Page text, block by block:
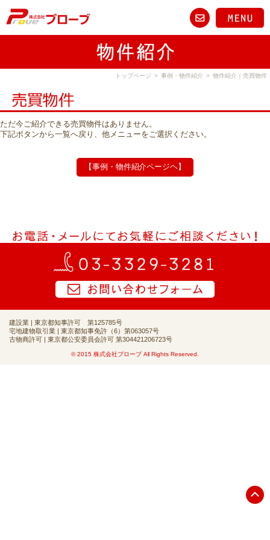
トップページ > 事例・物件紹介 > 物件紹介｜売買物件
ただ今ご紹介できる売買物件はありません。
下記ボタンから一覧へ戻り、他メニューをご選択ください。
【事例・物件紹介ページヘ】
建設業 | 東京都知事許可 第125785号
宅地建物取引業 | 東京都知事免許（6）第063057号
古物商許可 | 東京都公安委員会許可 第304421206723号
© 2015 株式会社プローブ All Rights Reserved.